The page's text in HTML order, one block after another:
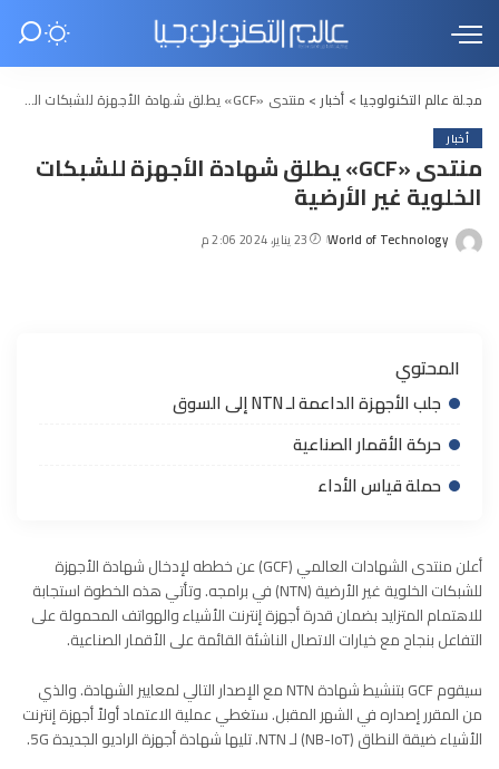
مجلة عالم التكنولوجيا> أخبار > منتدى «GCF» يطلق شهادة الأجهزة للشبكات الخلوية غير الأرضية
أخبار
منتدى «GCF» يطلق شهادة الأجهزة للشبكات
الخلوية غير الأرضية
Posted
World of Technology 23 يناير، 2024 2:06 م
المحتوي
جلب الأجهزة الداعمة لـ NTN إلى السوق
حركة الأقمار الصناعية
حملة قياس الأداء
أعلن منتدى الشهادات العالمي (GCF) عن خططه لإدخال شهادة الأجهزة
للشبكات الخلوية غير الأرضية (NTN) في برامجه. وتأتي هذه الخطوة استجابة
للاهتمام المتزايد بضمان قدرة أجهزة إنترنت الأشياء والهواتف المحمولة على
التفاعل بنجاح مع خيارات الاتصال الناشئة القائمة على الأقمار الصناعية.
سيقوم GCF بتنشيط شهادة NTN مع الإصدار التالي لمعايير الشهادة. والذي
من المقرر إصداره في الشهر المقبل. ستغطي عملية الاعتماد أولاً أجهزة إنترنت
الأشياء ضيقة النطاق (NB-IoT) لـ NTN. تليها شهادة أجهزة الراديو الجديدة 5G.